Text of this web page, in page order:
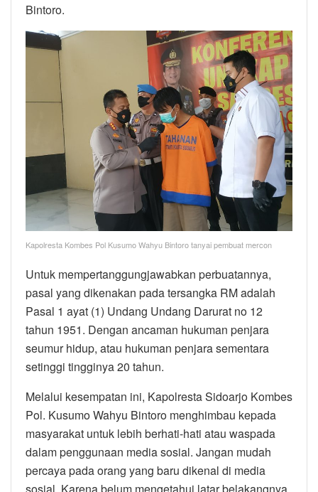
Bintoro.
Kapolresta Kombes Pol Kusumo Wahyu Bintoro tanyai pembuat mercon
Untuk mempertanggungjawabkan perbuatannya,
pasal yang dikenakan pada tersangka RM adalah
Pasal 1 ayat (1) Undang Undang Darurat no 12
tahun 1951. Dengan ancaman hukuman penjara
seumur hidup, atau hukuman penjara sementara
setinggi tingginya 20 tahun.
Melalui kesempatan ini, Kapolresta Sidoarjo Kombes
Pol. Kusumo Wahyu Bintoro menghimbau kepada
masyarakat untuk lebih berhati-hati atau waspada
dalam penggunaan media sosial. Jangan mudah
percaya pada orang yang baru dikenal di media
sosial. Karena belum mengetahui latar belakangnya.